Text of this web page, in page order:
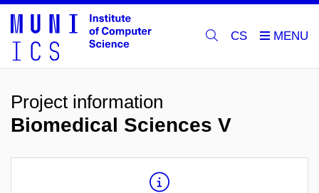
CS
Project information
Biomedical Sciences V